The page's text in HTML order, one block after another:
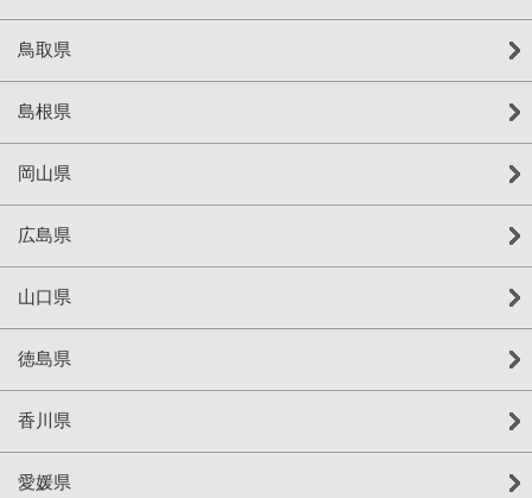
鳥取県
島根県
岡山県
広島県
山口県
徳島県
香川県
愛媛県